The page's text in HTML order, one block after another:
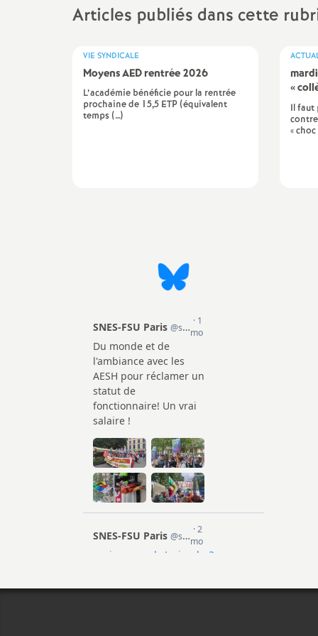
Lycée
BTS
CPGE
Classe exceptionnelle
Formation : congés, compte
personnel de formation,...
PSYEN
Non titulaires
Articles publiés dans cette
VIE SYNDICALE
Moyens AED rentrée 2026
L’académie bénéficie pour la rentrée
prochaine de 15,5 ETP (équivalent
temps (…)
«
Il faut
«